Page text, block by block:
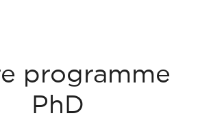
programme
PhD